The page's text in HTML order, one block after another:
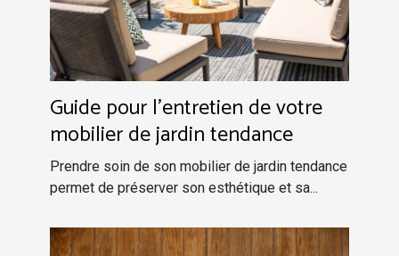
Guide pour l'entretien de votre
mobilier de jardin tendance
Prendre soin de son mobilier de jardin tendance
permet de préserver son esthétique et sa...